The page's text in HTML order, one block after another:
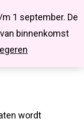
1 september. De
binnenkomst
searchaccount
wordt
Close